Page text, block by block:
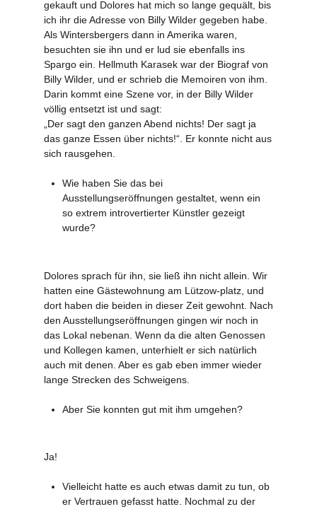
gekauft und Dolores hat mich so lange gequält, bis
ich ihr die Adresse von Billy Wilder gegeben habe.
Als Wintersbergers dann in Amerika waren,
besuchten sie ihn und er lud sie ebenfalls ins
Spargo ein. Hellmuth Karasek war der Biograf von
Billy Wilder, und er schrieb die Memoiren von ihm.
Darin kommt eine Szene vor, in der Billy Wilder
völlig entsetzt ist und sagt:
„Der sagt den ganzen Abend nichts! Der sagt ja
das ganze Essen über nichts!“. Er konnte nicht aus
sich rausgehen.
Wie haben Sie das bei
Ausstellungseröffnungen gestaltet, wenn ein
so extrem introvertierter Künstler gezeigt
wurde?
Dolores sprach für ihn, sie ließ ihn nicht allein. Wir
hatten eine Gästewohnung am Lützow-platz, und
dort haben die beiden in dieser Zeit gewohnt. Nach
den Ausstellungseröffnungen gingen wir noch in
das Lokal nebenan. Wenn da die alten Genossen
und Kollegen kamen, unterhielt er sich natürlich
auch mit denen. Aber es gab eben immer wieder
lange Strecken des Schweigens.
Aber Sie konnten gut mit ihm umgehen?
Ja!
Vielleicht hatte es auch etwas damit zu tun, ob
er Vertrauen gefasst hatte. Nochmal zu der